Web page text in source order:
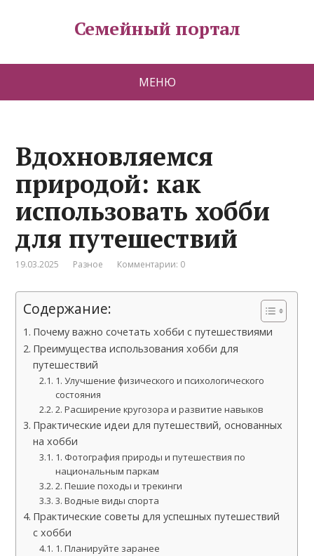
Семейный портал
МЕНЮ
Вдохновляемся
природой: как
использовать хобби
для путешествий
19.03.2025 Разное Комментарии: 0
Содержание:
Почему важно сочетать хобби с путешествиями
Преимущества использования хобби для
путешествий
1. Улучшение физического и психологического
состояния
2. Расширение кругозора и развитие навыков
Практические идеи для путешествий, основанных
на хобби
1. Фотография природы и путешествия по
национальным паркам
2. Пешие походы и трекинги
3. Водные виды спорта
Практические советы для успешных путешествий
с хобби
1. Планируйте заранее